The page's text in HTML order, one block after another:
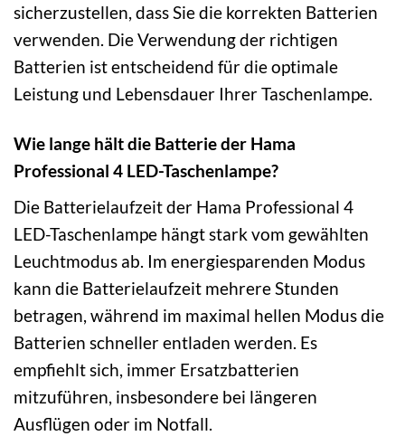
sicherzustellen, dass Sie die korrekten Batterien
verwenden. Die Verwendung der richtigen
Batterien ist entscheidend für die optimale
Leistung und Lebensdauer Ihrer Taschenlampe.
Wie lange hält die Batterie der Hama
Professional 4 LED-Taschenlampe?
Die Batterielaufzeit der Hama Professional 4
LED-Taschenlampe hängt stark vom gewählten
Leuchtmodus ab. Im energiesparenden Modus
kann die Batterielaufzeit mehrere Stunden
betragen, während im maximal hellen Modus die
Batterien schneller entladen werden. Es
empfiehlt sich, immer Ersatzbatterien
mitzuführen, insbesondere bei längeren
Ausflügen oder im Notfall.